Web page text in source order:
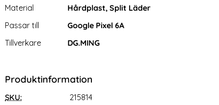
Material
Hårdplast, Split Läder
Passar till
Google Pixel 6A
Tillverkare
DG.MING
Produktinformation
SKU: 215814